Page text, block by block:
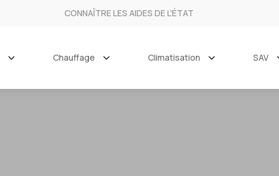
CONNAÎTRE LES AIDES DE L'ÉTAT
Chauffage Climatisation SAV